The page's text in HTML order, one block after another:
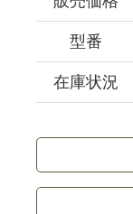
型番
在庫状況